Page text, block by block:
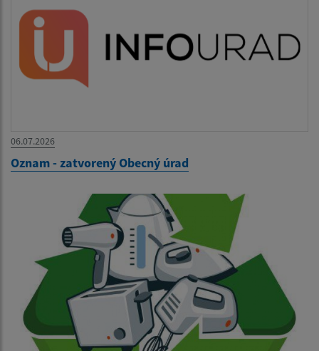
06.07.2026
Oznam - zatvorený Obecný úrad